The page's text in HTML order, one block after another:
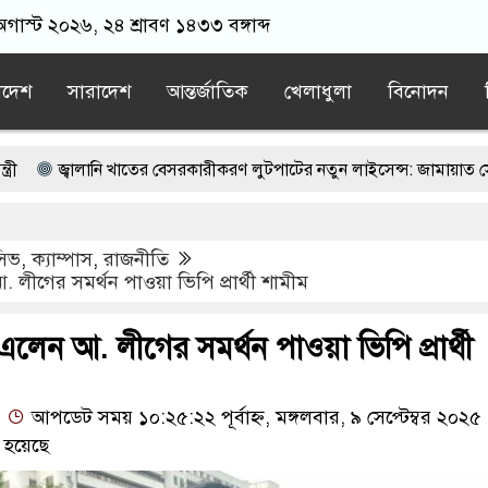
২০২৬, ২৪ শ্রাবণ ১৪৩৩ বঙ্গাব্দ
সারাদেশ আন্তর্জাতিক খেলাধুলা বিনোদন
খাতের বেসরকারীকরণ লুটপাটের নতুন লাইসেন্স: জামায়াত সেক্রেটারি
গোপন তৎপরতা, ব্যবস্থা নেওয়ার দাবি
পর পুলিশের সঙ্গে ধস্তাধস্তি করে যুবলীগ নেতাকে ছিনিয়ে নিলেন কর্মী-সমর্থকরা
,ক্যাম্পাস,রাজনীতি
লীগের সমর্থন পাওয়া ভিপি প্রার্থী শামীম
এলেন আ. লীগের সমর্থন পাওয়া ভিপি প্রার্থী
আপডেট সময় ১০:২৫:২২ পূর্বাহ্ন, মঙ্গলবার, ৯ সেপ্টেম্বর ২০২৫